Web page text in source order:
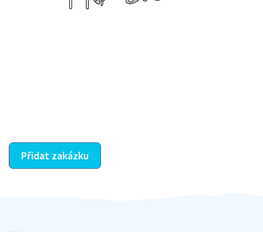
Přidat zakázku